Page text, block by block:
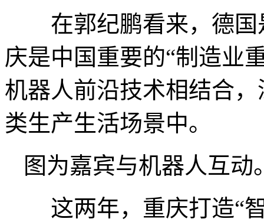
在郭纪鹏看来，德国
庆是中国重要的“制造业
机器人前沿技术相结合
类生产生活场景中。
图为嘉宾与机器人互动
这两年，重庆打造“智